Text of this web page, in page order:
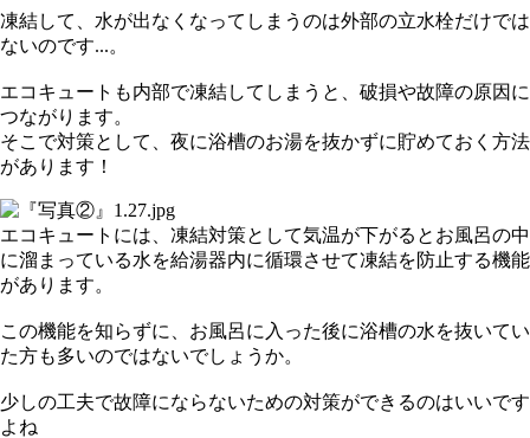
凍結して、水が出なくなってしまうのは外部の立水栓だけでは
ないのです...。
エコキュートも内部で凍結してしまうと、破損や故障の原因に
つながります。
そこで対策として、夜に浴槽のお湯を抜かずに貯めておく方法
があります！
エコキュートには、凍結対策として気温が下がるとお風呂の中
に溜まっている水を給湯器内に循環させて凍結を防止する機能
があります。
この機能を知らずに、お風呂に入った後に浴槽の水を抜いてい
た方も多いのではないでしょうか。
少しの工夫で故障にならないための対策ができるのはいいです
よね